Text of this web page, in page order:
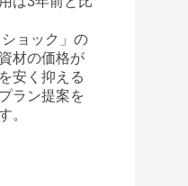
80,000 円
5LK以上
198㎡ / 132㎡
築31年
ョック」の
材の価格が
安く抑える
ラン提案を
。